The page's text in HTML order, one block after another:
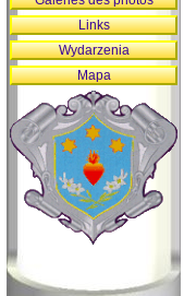
Links
Wydarzenia
Mapa